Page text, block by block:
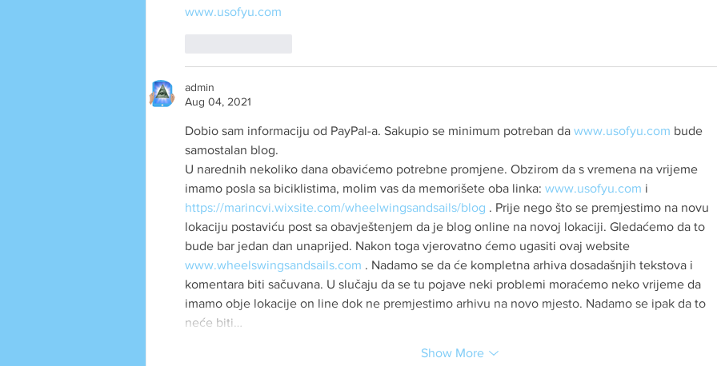
www.usofyu.com
admin
Aug 04, 2021
Dobio sam informaciju od PayPal-a. Sakupio se minimum potreban da www.usofyu.com bude
samostalan blog.
U narednih nekoliko dana obavićemo potrebne promjene. Obzirom da s vremena na vrijeme
imamo posla sa biciklistima, molim vas da memorišete oba linka: www.usofyu.com i
https://marincvi.wixsite.com/wheelwingsandsails/blog . Prije nego što se premjestimo na novu
lokaciju postaviću post sa obavještenjem da je blog online na novoj lokaciji. Gledaćemo da to
bude bar jedan dan unaprijed. Nakon toga vjerovatno ćemo ugasiti ovaj website
www.wheelswingsandsails.com . Nadamo se da će kompletna arhiva dosadašnjih tekstova i
komentara biti sačuvana. U slučaju da se tu pojave neki problemi moraćemo neko vrijeme da
imamo obje lokacije on line dok ne premjestimo arhivu na novo mjesto. Nadamo se ipak da to
neće biti…
Show More